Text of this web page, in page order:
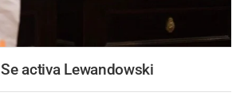
Se activa Lewandowski